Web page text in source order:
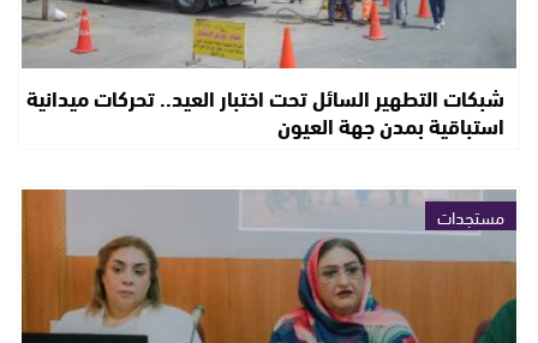
شبكات التطهير السائل تحت اختبار العيد.. تحركات ميدانية
استباقية بمدن جهة العيون
مستجدات